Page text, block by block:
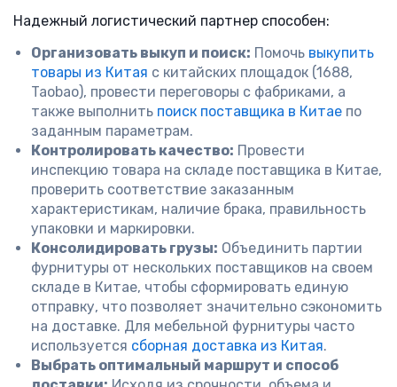
Надежный логистический партнер способен:
Организовать выкуп и поиск: Помочь выкупить
товары из Китая с китайских площадок (1688,
Taobao), провести переговоры с фабриками, а
также выполнить поиск поставщика в Китае по
заданным параметрам.
Контролировать качество: Провести
инспекцию товара на складе поставщика в Китае,
проверить соответствие заказанным
характеристикам, наличие брака, правильность
упаковки и маркировки.
Консолидировать грузы: Объединить партии
фурнитуры от нескольких поставщиков на своем
складе в Китае, чтобы сформировать единую
отправку, что позволяет значительно сэкономить
на доставке. Для мебельной фурнитуры часто
используется сборная доставка из Китая.
Выбрать оптимальный маршрут и способ